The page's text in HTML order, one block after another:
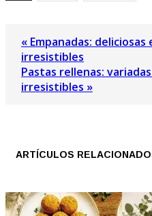
« Empanadas: deliciosas
irresistibles
Pastas rellenas:
irresistibles »
ARTÍCULOS